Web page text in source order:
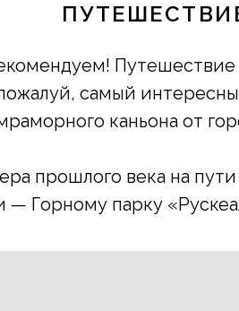
Путешествие
самый
каньона от
прошлого века на
— Горному парку